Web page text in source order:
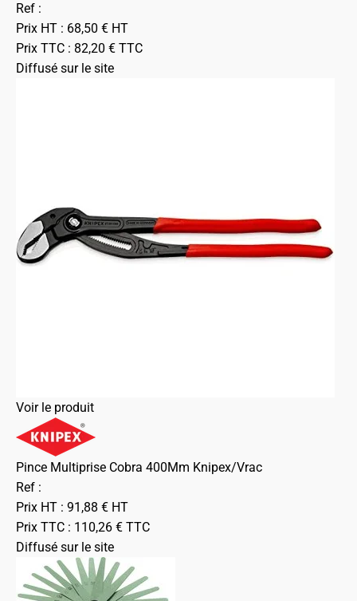
Ref :
Prix HT : 68,50 € HT
Prix TTC : 82,20 € TTC
Diffusé sur le site
Voir le produit
Pince Multiprise Cobra 400Mm Knipex/Vrac
Ref :
Prix HT : 91,88 € HT
Prix TTC : 110,26 € TTC
Diffusé sur le site